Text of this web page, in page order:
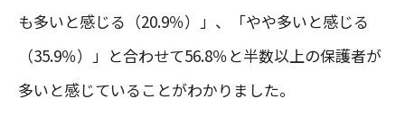
も多いと感じる（20.9％）」、「やや多いと感じる
（35.9％）」と合わせて56.8％と半数以上の保護者が
多いと感じていることがわかりました。